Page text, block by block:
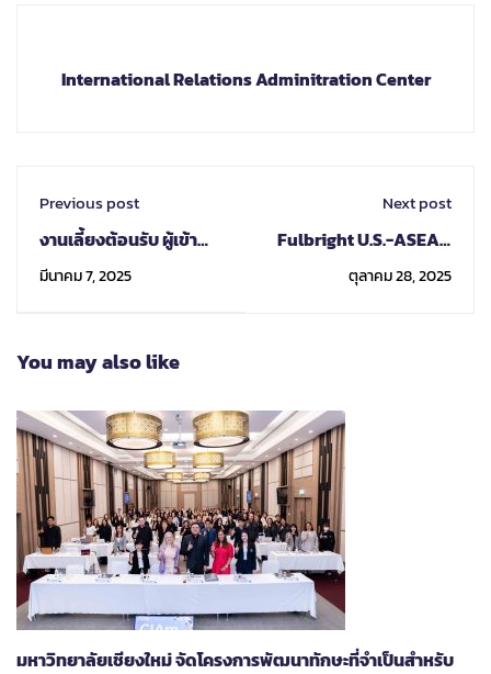
International Relations Adminitration Center
Previous post
งานเลี้ยงต้อนรับ ผู้เข้า
ร่วมประชุม Presidential
Forum เนื่องในโอกาส
อนาคตอุดมศึกษา"
มีนาคม 7, 2025
Next post
Fulbright U.S.-ASEAN
Program (USAS)
ตุลาคม 28, 2025
You may also like
มหาวิทยาลัยเชียงใหม่ จัดโครงการพัฒนาทักษะที่จำเป็นสำหรับ